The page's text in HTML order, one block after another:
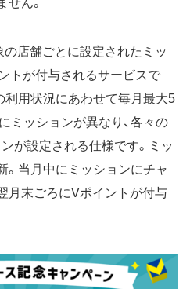
せん。
の店舗ごとに設定されたミッ
トが付与されるサービスで
利用状況にあわせて毎月最大5
ミッションが異なり、各々の
が設定される仕様です。ミッ
。当月中にミッションにチャ
月末ごろにVポイントが付与